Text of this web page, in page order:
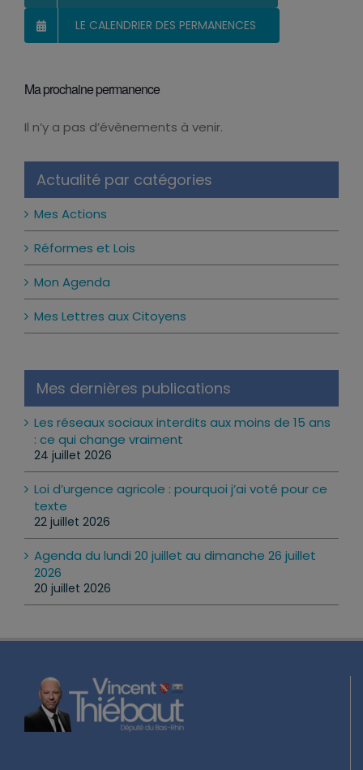
LE CALENDRIER DES PERMANENCES
Ma prochaine permanence
Notice
Il n’y a pas d’évènements à venir.
Actualité par catégories
Mes Actions
Réformes et Lois
Mon Agenda
Mes Lettres aux Citoyens
Mes dernières publications
Les réseaux sociaux interdits aux moins de 15 ans
: ce qui change vraiment
24 juillet 2026
Loi d’urgence agricole : pourquoi j’ai voté pour ce
texte
22 juillet 2026
Agenda du lundi 20 juillet au dimanche 26 juillet
2026
20 juillet 2026